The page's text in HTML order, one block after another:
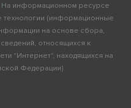
На информационном ресурсе
технологии (информационные
на основе сбора,
относящихся к
"Интернет", находящихся на
Федерации)